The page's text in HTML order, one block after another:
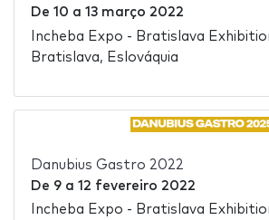
De 10 a 13 março 2022
Incheba Expo - Bratislava
Bratislava, Eslováquia
Danubius Gastro 2022
De 9a 12 fevereiro 2022
Incheba Expo - Bratislava